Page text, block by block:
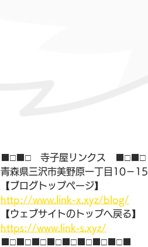
■□■□　寺子屋リンクス　■□■□
青森県三沢市美野原一丁目10－15
【ブログトップページ】
http://www.link-x.xyz/blog/
【ウェブサイトのトップへ戻る】
https://www.link-s.xyz/
■□■□■□■□■□■□■□■□■